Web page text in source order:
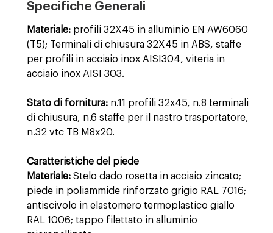
Specifiche Generali
Materiale: profili 32X45 in alluminio EN AW6060
(T5); Terminali di chiusura 32X45 in ABS, staffe
per profili in acciaio inox AISI304, viteria in
acciaio inox AISI 303.
Stato di fornitura: n.11 profili 32x45, n.8 terminali
di chiusura, n.6 staffe per il nastro trasportatore,
n.32 vtc TB M8x20.
Caratteristiche del piede
Materiale: Stelo dado rosetta in acciaio zincato;
piede in poliammide rinforzato grigio RAL 7016;
antiscivolo in elastomero termoplastico giallo
RAL 1006; tappo filettato in alluminio